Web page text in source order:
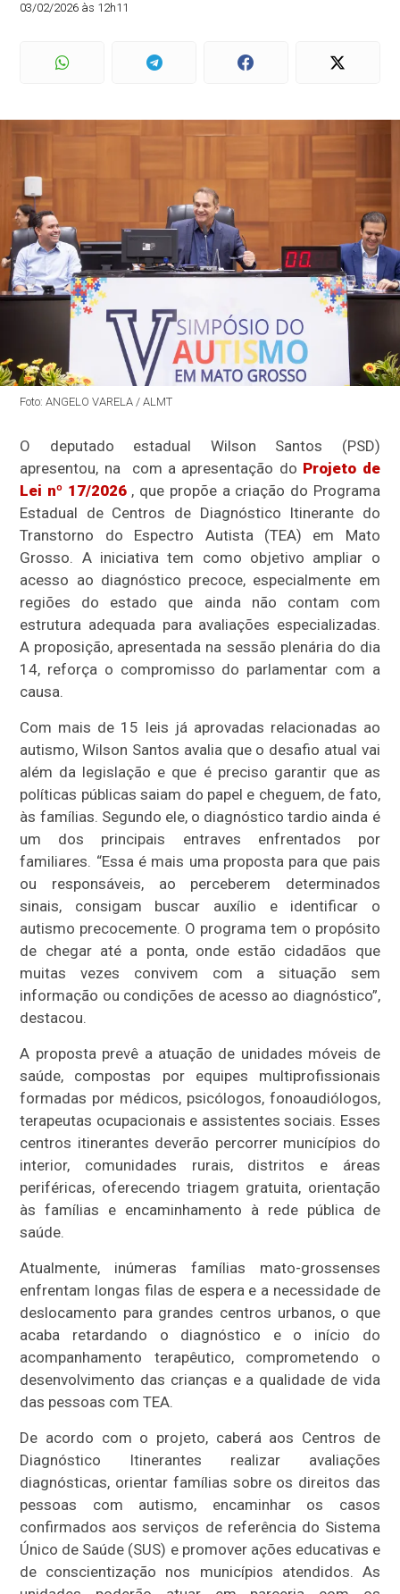
03/02/2026 às 12h11
Foto: ANGELO VARELA / ALMT
O deputado estadual Wilson Santos (PSD)
apresentou, na com a apresentação do Projeto de
Lei nº 17/2026, que propõe a criação do Programa
Estadual de Centros de Diagnóstico Itinerante do
Transtorno do Espectro Autista (TEA) em Mato
Grosso. A iniciativa tem como objetivo ampliar o
acesso ao diagnóstico precoce, especialmente em
regiões do estado que ainda não contam com
estrutura adequada para avaliações especializadas.
A proposição, apresentada na sessão plenária do dia
14, reforça o compromisso do parlamentar com a
causa.
Com mais de 15 leis já aprovadas relacionadas ao
autismo, Wilson Santos avalia que o desafio atual vai
além da legislação e que é preciso garantir que as
políticas públicas saiam do papel e cheguem, de fato,
às famílias. Segundo ele, o diagnóstico tardio ainda é
um dos principais entraves enfrentados por
familiares. “Essa é mais uma proposta para que pais
ou responsáveis, ao perceberem determinados
sinais, consigam buscar auxílio e identificar o
autismo precocemente. O programa tem o propósito
de chegar até a ponta, onde estão cidadãos que
muitas vezes convivem com a situação sem
informação ou condições de acesso ao diagnóstico”,
destacou.
A proposta prevê a atuação de unidades móveis de
saúde, compostas por equipes multiprofissionais
formadas por médicos, psicólogos, fonoaudiólogos,
terapeutas ocupacionais e assistentes sociais. Esses
centros itinerantes deverão percorrer municípios do
interior, comunidades rurais, distritos e áreas
periféricas, oferecendo triagem gratuita, orientação
às famílias e encaminhamento à rede pública de
saúde.
Atualmente, inúmeras famílias mato-grossenses
enfrentam longas filas de espera e a necessidade de
deslocamento para grandes centros urbanos, o que
acaba retardando o diagnóstico e o início do
acompanhamento terapêutico, comprometendo o
desenvolvimento das crianças e a qualidade de vida
das pessoas com TEA.
De acordo com o projeto, caberá aos Centros de
Diagnóstico Itinerantes realizar avaliações
diagnósticas, orientar famílias sobre os direitos das
pessoas com autismo, encaminhar os casos
confirmados aos serviços de referência do Sistema
Único de Saúde (SUS) e promover ações educativas e
de conscientização nos municípios atendidos. As